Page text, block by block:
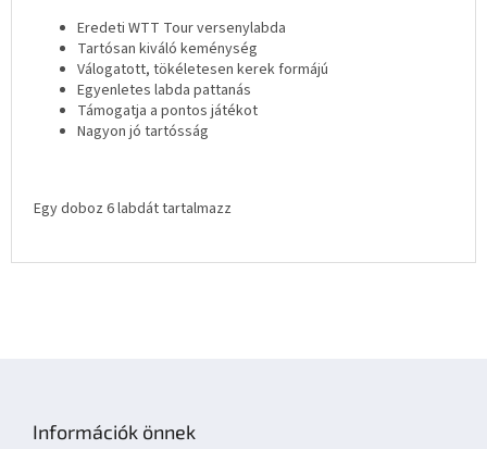
Eredeti WTT Tour versenylabda
Tartósan kiváló keménység
Válogatott, tökéletesen kerek formájú
Egyenletes labda pattanás
Támogatja a pontos játékot
Nagyon jó tartósság
Egy doboz 6 labdát tartalmazz
Információk önnek